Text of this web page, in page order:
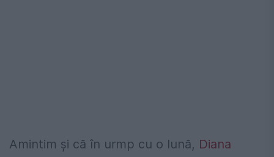
Amintim și că în urmp cu o lună, Diana